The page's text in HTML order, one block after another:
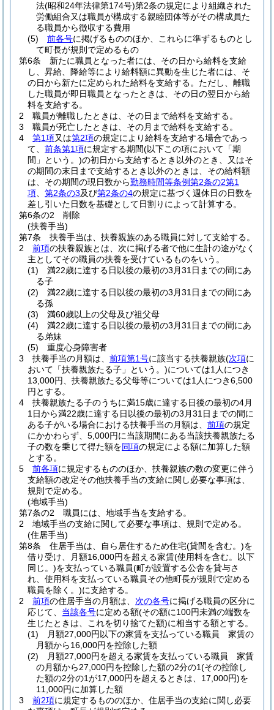
法(昭和24年法律第174号)第2条の規定により組織された
労働組合又は職員が構成する親睦団体等がその構成員た
る職員から徴収する費用
(5)
前各号に掲げるもののほか、これらに準ずるものとし
て町長が規則で定めるもの
第6条
新たに職員となった者には、その日から給料を支給
し、昇給、降給等により給料額に異動を生じた者には、そ
の日から新たに定められた給料を支給する。 ただし、離職
した職員が即日職員となったときは、その日の翌日から給
料を支給する。
2
職員が離職したときは、その日まで給料を支給する。
3
職員が死亡したときは、その月まで給料を支給する。
4
第1項又は第2項の規定により給料を支給する場合であっ
て、 前条第1項に規定する期間(以下この項において「期
間」という。)の初日から支給するとき以外のとき、又はそ
の期間の末日まで支給するとき以外のときは、その給料額
は、その期間の現日数から勤務時間等条例第2条の2第1
項
第2条の3及び第2条の4の規定に基づく週休日の日数を
差し引いた日数を基礎として日割りによって計算する。
第6条の2
削除
(扶養手当)
第7条
扶養手当は、扶養親族のある職員に対して支給する。
2
前項の扶養親族とは、次に掲げる者で他に生計の途がなく
主としてその職員の扶養を受けているものをいう。
(1)
満22歳に達する日以後の最初の3月31日までの間にあ
る子
(2)
満22歳に達する日以後の最初の3月31日までの間にあ
る孫
(3)
満60歳以上の父母及び祖父母
(4)
満22歳に達する日以後の最初の3月31日までの間にあ
る弟妹
(5)
重度心身障害者
3
扶養手当の月額は、 前項第1号に該当する扶養親族(次項に
おいて「扶養親族たる子」という。)については1人につき
13,000円、扶養親族たる父母等については1人につき6,500
円とする。
4
扶養親族たる子のうちに満15歳に達する日後の最初の4月
1日から満22歳に達する日以後の最初の3月31日までの間に
ある子がいる場合における扶養手当の月額は、 前項の規定
にかかわらず、5,000円に当該期間にある当該扶養親族たる
子の数を乗じて得た額を同項の規定による額に加算した額
とする。
5
前各項に規定するもののほか、扶養親族の数の変更に伴う
支給額の改定その他扶養手当の支給に関し必要な事項は、
規則で定める。
(地域手当)
第7条の2
職員には、地域手当を支給する。
2
地域手当の支給に関して必要な事項は、規則で定める。
(住居手当)
第8条
住居手当は、自ら居住するため住宅(貸間を含む。)を
借り受け、月額16,000円を超える家賃(使用料を含む。以下
同じ。)を支払っている職員(町が設置する公舎を貸与さ
れ、使用料を支払っている職員その他町長が規則で定める
職員を除く。)に支給する。
2
前項の住居手当の月額は、 次の各号に掲げる職員の区分に
応じて、 当該各号に定める額(その額に100円未満の端数を
生じたときは、これを切り捨てた額)に相当する額とする。
(1)
月額27,000円以下の家賃を支払っている職員 家賃の
月額から16,000円を控除した額
(2)
月額27,000円を超える家賃を支払っている職員 家賃
の月額から27,000円を控除した額の2分の1(その控除し
た額の2分の1が17,000円を超えるときは、17,000円)を
11,000円に加算した額
3
前2項に規定するもののほか、住居手当の支給に関し必要